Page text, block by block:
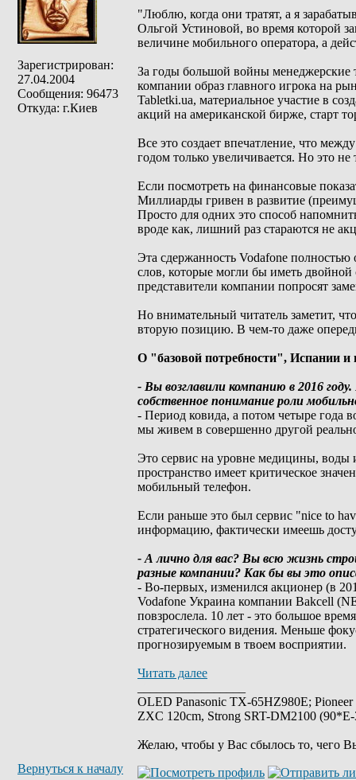
Зарегистрирован:
27.04.2004
Сообщения: 96473
Откуда: г.Киев
"Люблю, когда они тратят, а я
Ольгой Устиновой, во время которой
величине мобильного оператора, а
За годы большой войны менеджерские
компании образ главного игрока на
Tabletki.ua, материальное участие в
акций на американской бирже, старт
Все это создает впечатление, что
годом только увеличивается. Но это не
Если посмотреть на финансовые
Миллиарды гривен в развитие
Просто для одних это способ
вроде как, лишний раз стараются не
Эта сдержанность Vodafone
слов, которые могли бы иметь
представители компании попросят
Но внимательный читатель заметит,
вторую позицию. В чем-то даже
О "базовой потребности", Испании и
- Вы возглавили компанию в 2016
собственное понимание роли
- Период ковида, а потом четыре года
мы живем в совершенно другой
Это сервис на уровне медицины, воды
пространство имеет критическое
мобильный телефон.
Если раньше это был сервис "nice to
информацию, фактически имеешь
- А лично для вас? Вы всю жизнь
разные компании? Как бы вы это
- Во-первых, изменился акционер (в
Vodafone Украина компании Bakcell
повзрослела. 10 лет - это большое
стратегического видения. Меньше
прогнозируемым в твоем восприятии.
Читать далее
OLED Panasonic TX-65HZ980E;
ZXC 120cm, Strong SRT-DM2100
Желаю, чтобы у Вас сбылось то, чего
Вернуться к началу